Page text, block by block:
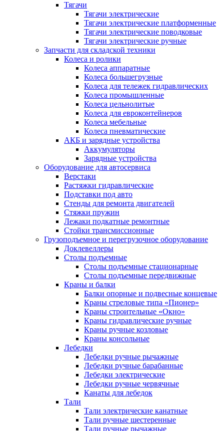
Тягачи
Тягачи электрические
Тягачи электрические платформенные
Тягачи электрические поводковые
Тягачи электрические ручные
Запчасти для складской техники
Колеса и ролики
Колеса аппаратные
Колеса большегрузные
Колеса для тележек гидравлических
Колеса промышленные
Колеса цельнолитые
Колеса для евроконтейнеров
Колеса мебельные
Колеса пневматические
АКБ и зарядные устройства
Аккумуляторы
Зарядные устройства
Оборудование для автосервиса
Верстаки
Растяжки гидравлические
Подставки под авто
Стенды для ремонта двигателей
Стяжки пружин
Лежаки подкатные ремонтные
Стойки трансмиссионные
Грузоподъемное и перегрузочное оборудование
Доклевеллеры
Столы подъемные
Столы подъемные стационарные
Столы подъемные передвижные
Краны и балки
Балки опорные и подвесные концевые
Краны стреловые типа «Пионер»
Краны строительные «Окно»
Краны гидравлические ручные
Краны ручные козловые
Краны консольные
Лебедки
Лебедки ручные рычажные
Лебедки ручные барабанные
Лебедки электрические
Лебедки ручные червячные
Канаты для лебедок
Тали
Тали электрические канатные
Тали ручные шестеренные
Тали ручные рычажные